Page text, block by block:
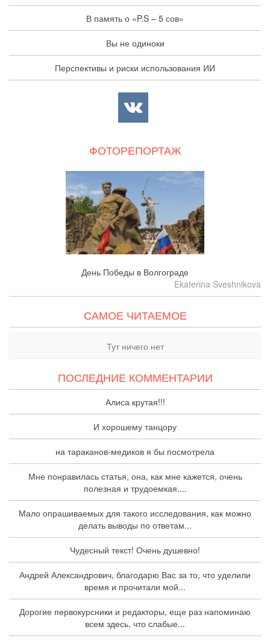
В память о «P.S – 5 сов»
Вы не одиноки
Перспективы и риски использования ИИ
ФОТОРЕПОРТАЖ
День Победы в Волгограде
Ekaterina Sveshnikova
САМОЕ ЧИТАЕМОЕ
Тут ничего нет
ПОСЛЕДНИЕ КОММЕНТАРИИ
Алиса крутая!!!
И хорошему танцору
на тараканов-медиков я бы посмотрела
Мне понравилась статья, она, как мне кажется, очень
полезная и трудоемкая....
Мало опрашиваемых для такого исследования, как можно
делать выводы по ответам...
Чудесный текст! Очень душевно!
Андрей Александрович, благодарю Вас за то, что уделили
время и прочитали мой...
Дорогие первокурсники и редакторы, еще раз напоминаю
всем здесь, что слабые...